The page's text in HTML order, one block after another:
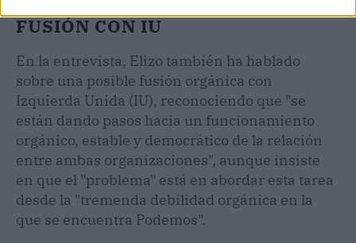
FUSIÓN CON IU
En la entrevista, Elizo también ha hablado
sobre una posible fusión orgánica con
Izquierda Unida (IU), reconociendo que "se
están dando pasos hacia un funcionamiento
orgánico, estable y democrático de la relación
entre ambas organizaciones", aunque insiste
en que el "problema" está en abordar esta tarea
desde la "tremenda debilidad orgánica en la
que se encuentra Podemos".